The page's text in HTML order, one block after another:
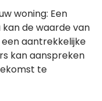
woning: Een
de waarde van
aantrekkelijke
kan aanspreken
te